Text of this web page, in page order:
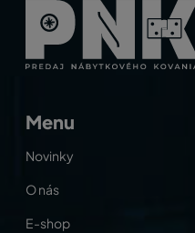
Menu
Novinky
O nás
E-shop